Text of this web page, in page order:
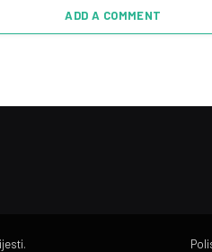
ADD A COMMENT
.